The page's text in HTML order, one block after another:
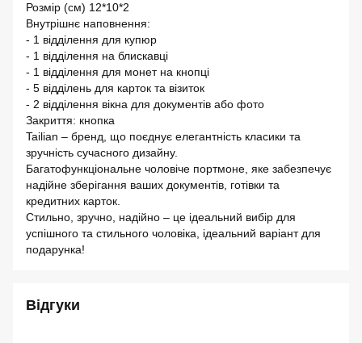
Розмір (см) 12*10*2
Внутрішнє наповнення:
- 1 відділення для купюр
- 1 відділення на блискавці
- 1 відділення для монет на кнопці
- 5 відділень для карток та візиток
- 2 відділення вікна для документів або фото
Закриття: кнопка
Tailian – бренд, що поєднує елегантність класики та
зручність сучасного дизайну.
Багатофункціональне чоловіче портмоне, яке забезпечує
надійне зберігання ваших документів, готівки та
кредитних карток.
Стильно, зручно, надійно – це ідеальний вибір для
успішного та стильного чоловіка, ідеальний варіант для
подарунка!
Відгуки